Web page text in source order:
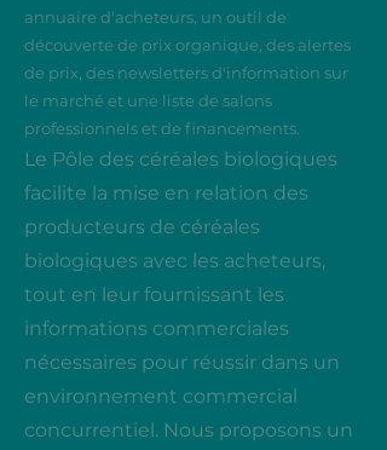
annuaire d'acheteurs, un outil de
découverte de prix organique, des alertes
de prix, des newsletters d'information sur
le marché et une liste de salons
professionnels et de financements.
Le Pôle des céréales biologiques
facilite la mise en relation des
producteurs de céréales
biologiques avec les acheteurs,
tout en leur fournissant les
informations commerciales
nécessaires pour réussir dans un
environnement commercial
concurrentiel. Nous proposons un